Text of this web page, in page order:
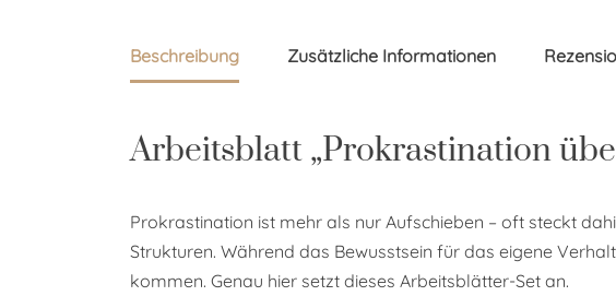
Beschreibung Zusätzliche Informationen
Arbeitsblatt „Prokrastination
Prokrastination ist mehr als nur Aufschieben – oft steckt
Strukturen. Während das Bewusstsein für das eigene
kommen. Genau hier setzt dieses Arbeitsblätter-Set an.